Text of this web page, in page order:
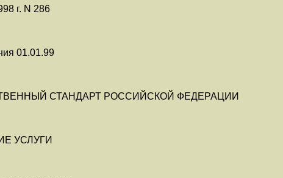
г. N 286
01.01.99
СТАНДАРТ РОССИЙСКОЙ ФЕДЕРАЦИИ
УСЛУГИ